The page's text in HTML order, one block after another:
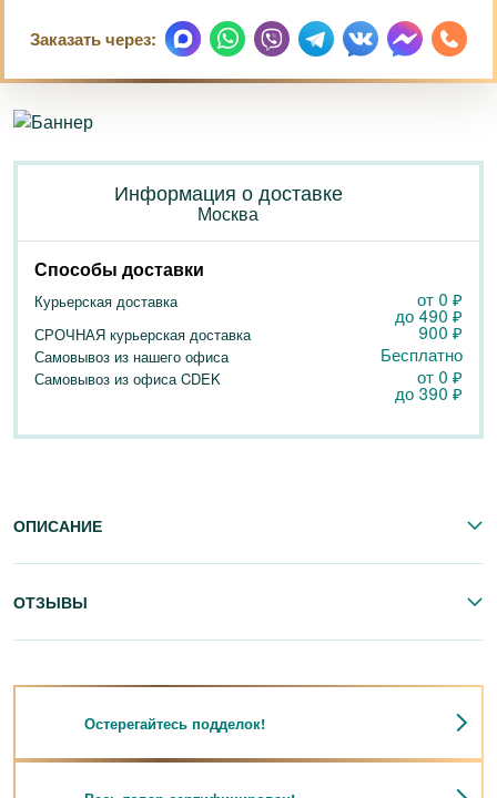
Заказать через:
Информация о доставке
Москва
Способы доставки
Курьерская доставка от 0 ₽
до 490 ₽
СРОЧНАЯ курьерская доставка 900 ₽
Самовывоз из нашего офиса Бесплатно
Самовывоз из офиса CDEK от 0 ₽
до 390 ₽
ОПИСАНИЕ
ОТЗЫВЫ
Остерегайтесь подделок!